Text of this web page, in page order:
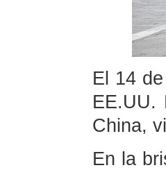
El 14
EE.UU.
China,
En la